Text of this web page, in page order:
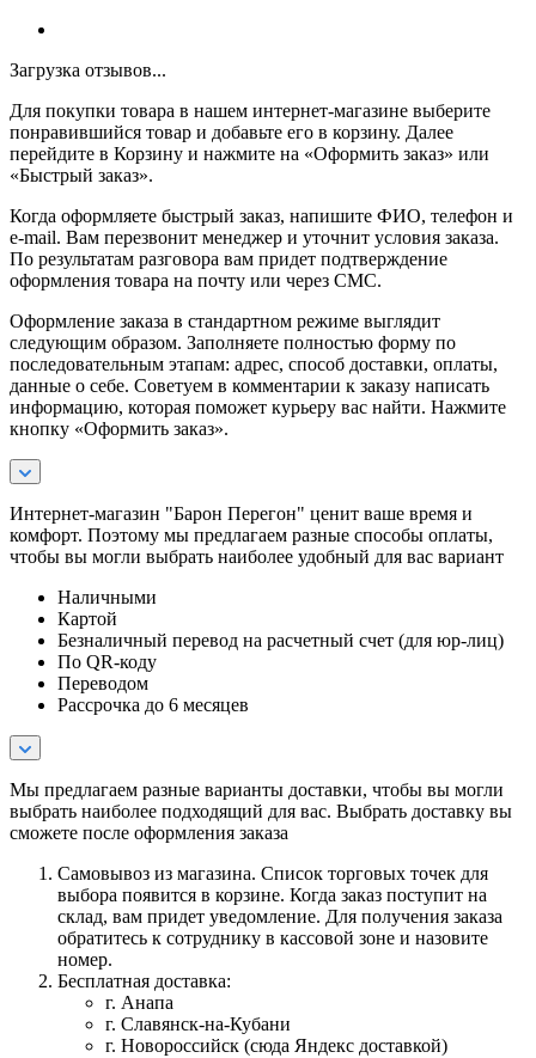
Загрузка отзывов...
Для покупки товара в нашем интернет-магазине выберите
понравившийся товар и добавьте его в корзину. Далее
перейдите в Корзину и нажмите на «Оформить заказ» или
«Быстрый заказ».
Когда оформляете быстрый заказ, напишите ФИО, телефон и
e-mail. Вам перезвонит менеджер и уточнит условия заказа.
По результатам разговора вам придет подтверждение
оформления товара на почту или через СМС.
Оформление заказа в стандартном режиме выглядит
следующим образом. Заполняете полностью форму по
последовательным этапам: адрес, способ доставки, оплаты,
данные о себе. Советуем в комментарии к заказу написать
информацию, которая поможет курьеру вас найти. Нажмите
кнопку «Оформить заказ».
Интернет-магазин "Барон Перегон" ценит ваше время и
комфорт. Поэтому мы предлагаем разные способы оплаты,
чтобы вы могли выбрать наиболее удобный для вас вариант
Наличными
Картой
Безналичный перевод на расчетный счет (для юр-лиц)
По QR-коду
Переводом
Рассрочка до 6 месяцев
Мы предлагаем разные варианты доставки, чтобы вы могли
выбрать наиболее подходящий для вас. Выбрать доставку вы
сможете после оформления заказа
Самовывоз из магазина. Список торговых точек для
выбора появится в корзине. Когда заказ поступит на
склад, вам придет уведомление. Для получения заказа
обратитесь к сотруднику в кассовой зоне и назовите
номер.
Бесплатная доставка:
г. Анапа
г. Славянск-на-Кубани
г. Новороссийск (сюда Яндекс доставкой)